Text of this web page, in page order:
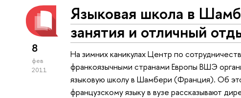
8
фев
2011
Языковая школа в
занятия и отличный
На зимних каникулах Центр по
франкоязычными странами Европы ВШЭ
языковую школу в Шамбери (Франция). Об
французскому языку в вузе рассказывают